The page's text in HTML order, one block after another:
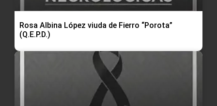
Rosa Albina López viuda de Fierro “Porota”
(Q.E.P.D.)